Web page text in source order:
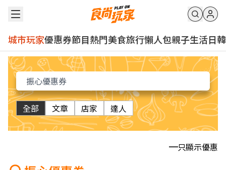
城市玩家優惠券節目熱門美食旅行懶人包親子生活日韓
全部 文章 店家 達人
只顯示優惠